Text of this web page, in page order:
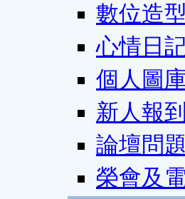
數位造型
心情日
個人圖
新人報
論壇問
榮會及